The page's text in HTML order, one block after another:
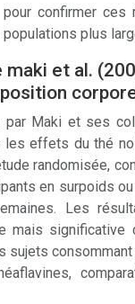
confirmer ces
plus
maki et al.
par Maki et ses
les effets du thé
randomisée,
en surpoids
Les
mais significative
sujets